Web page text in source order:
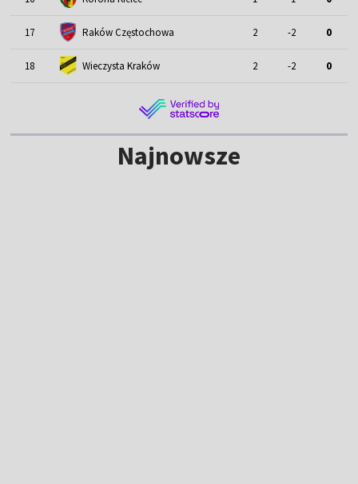
17 Raków Częstochowa 2 -2 0
18 Wieczysta Kraków 2 -2 0
Najnowsze